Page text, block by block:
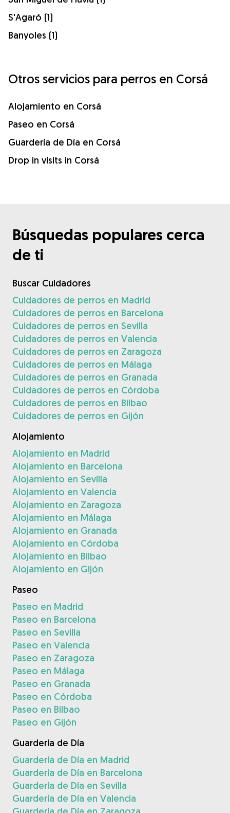
S'Agaró (1)
Banyoles (1)
Otros servicios para perros en Corsá
Alojamiento en Corsá
Paseo en Corsá
Guardería de Día en Corsá
Drop in visits in Corsá
Búsquedas populares cerca
de ti
Buscar Cuidadores
Cuidadores de perros en Madrid
Cuidadores de perros en Barcelona
Cuidadores de perros en Sevilla
Cuidadores de perros en Valencia
Cuidadores de perros en Zaragoza
Cuidadores de perros en Málaga
Cuidadores de perros en Granada
Cuidadores de perros en Córdoba
Cuidadores de perros en Bilbao
Cuidadores de perros en Gijón
Alojamiento
Alojamiento en Madrid
Alojamiento en Barcelona
Alojamiento en Sevilla
Alojamiento en Valencia
Alojamiento en Zaragoza
Alojamiento en Málaga
Alojamiento en Granada
Alojamiento en Córdoba
Alojamiento en Bilbao
Alojamiento en Gijón
Paseo
Paseo en Madrid
Paseo en Barcelona
Paseo en Sevilla
Paseo en Valencia
Paseo en Zaragoza
Paseo en Málaga
Paseo en Granada
Paseo en Córdoba
Paseo en Bilbao
Paseo en Gijón
Guardería de Día
Guardería de Día en Madrid
Guardería de Día en Barcelona
Guardería de Día en Sevilla
Guardería de Día en Valencia